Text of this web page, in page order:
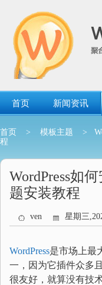
首页 新闻资讯
首页 > 模板主题
>
程
WordPress如
题安装教程
ven 星期三
WordPress是市场上最
一，因为它插件众多
很友好，就算没有技